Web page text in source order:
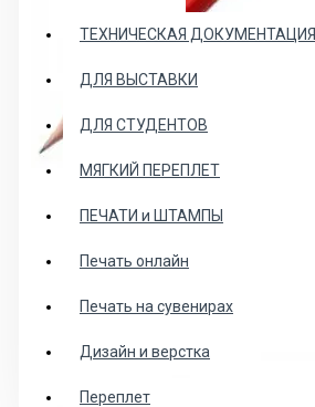
ТЕХНИЧЕСКАЯ ДОКУМЕНТАЦИЯ
ДЛЯ ВЫСТАВКИ
ДЛЯ СТУДЕНТОВ
МЯГКИЙ ПЕРЕПЛЕТ
ПЕЧАТИ и ШТАМПЫ
Печать онлайн
Печать на сувенирах
Дизайн и верстка
Переплет